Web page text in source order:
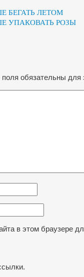
БЕГАТЬ ЛЕТОМ
УПАКОВАТЬ РОЗЫ
обязательны для
в этом браузере